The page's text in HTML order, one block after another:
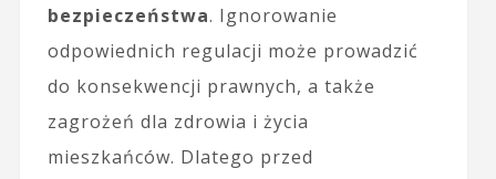
bezpieczeństwa. Ignorowanie
odpowiednich regulacji może prowadzić
do konsekwencji prawnych, a także
zagrożeń dla zdrowia i życia
mieszkańców. Dlatego przed